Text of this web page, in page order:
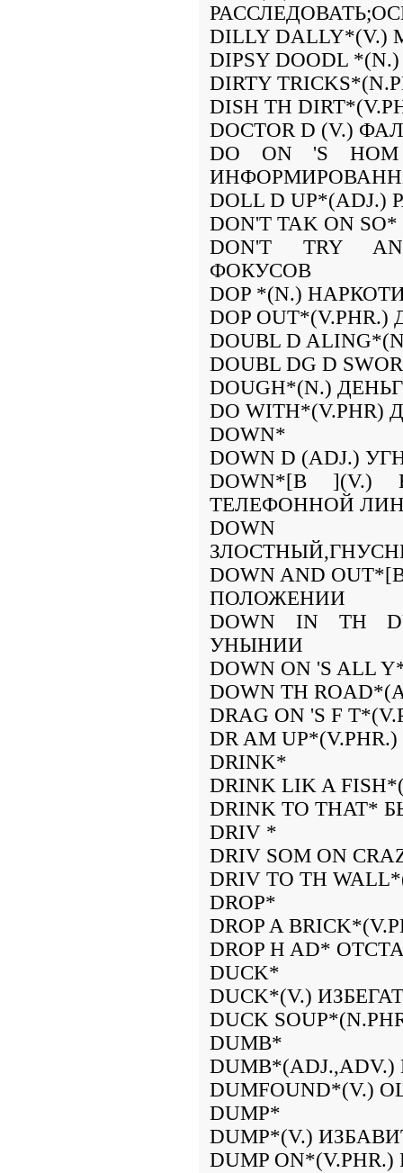
DILLY
DIPSY DOODL
DIRTY
DISH TH
DOCTOR D (V.)
DO ON 'S
DOLL D
DON'T TAK ON
DON'T TRY
ФОКУСОВ
DOP *(N.)
DOP
DOUBL D
DOUBL DG D
DOUGH*(N.)
DO WITH*(V.PHR)
DOWN*
DOWN D (ADJ.)
DOWN*[B
ТЕЛЕФОННОЙ
DOWN
DOWN AND
ПОЛОЖЕНИИ
DOWN IN TH
УНЫНИИ
DOWN ON 'S ALL
DOWN TH
DRAG ON 'S F
DR AM
DRINK*
DRINK LIK A
DRINK TO
DRIV *
DRIV SOM ON
DRIV TO TH
DROP*
DROP A
DROP H AD*
DUCK*
DUCK*(V.)
DUCK
DUMB*
DUMFOUND*(V.)
DUMP*
DUMP*(V.)
DUMP